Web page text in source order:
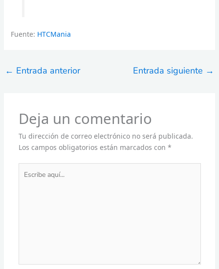
Fuente: HTCMania
← Entrada anterior Entrada siguiente →
Deja un comentario
Tu dirección de correo electrónico no será publicada.
Los campos obligatorios están marcados con *
aquí...